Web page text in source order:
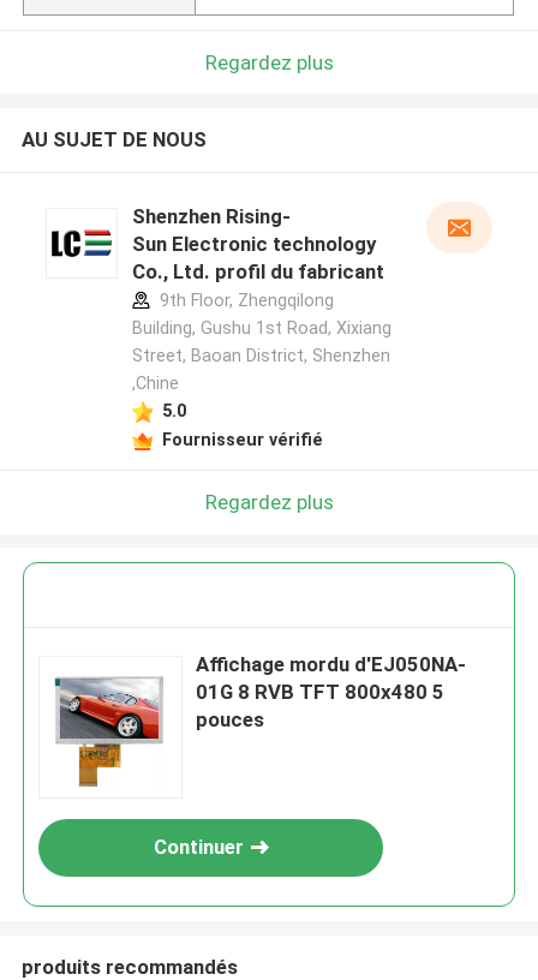
Regardez plus
AU SUJET DE NOUS
Shenzhen Rising-
Sun Electronic technology
Co., Ltd. profil du fabricant
9th Floor, Zhengqilong
Building, Gushu 1st Road, Xixiang
Street, Baoan District, Shenzhen
,Chine
5.0
Fournisseur vérifié
Regardez plus
Affichage mordu d'EJ050NA-
01G 8 RVB TFT 800x480 5
pouces
Continuer
produits recommandés